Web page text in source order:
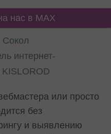
нас в MAX
Сокол
интернет-
KISLOROD
или просто
без
и выявлению